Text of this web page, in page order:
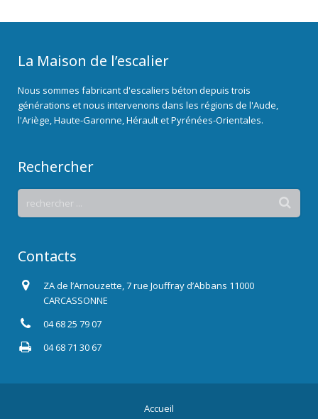
La Maison de l’escalier
Nous sommes fabricant d'escaliers béton depuis trois
générations et nous intervenons dans les régions de l'Aude,
l'Ariège, Haute-Garonne, Hérault et Pyrénées-Orientales.
Rechercher
Contacts
ZA de l’Arnouzette, 7 rue Jouffray d’Abbans 11000
CARCASSONNE
04 68 25 79 07
04 68 71 30 67
Accueil